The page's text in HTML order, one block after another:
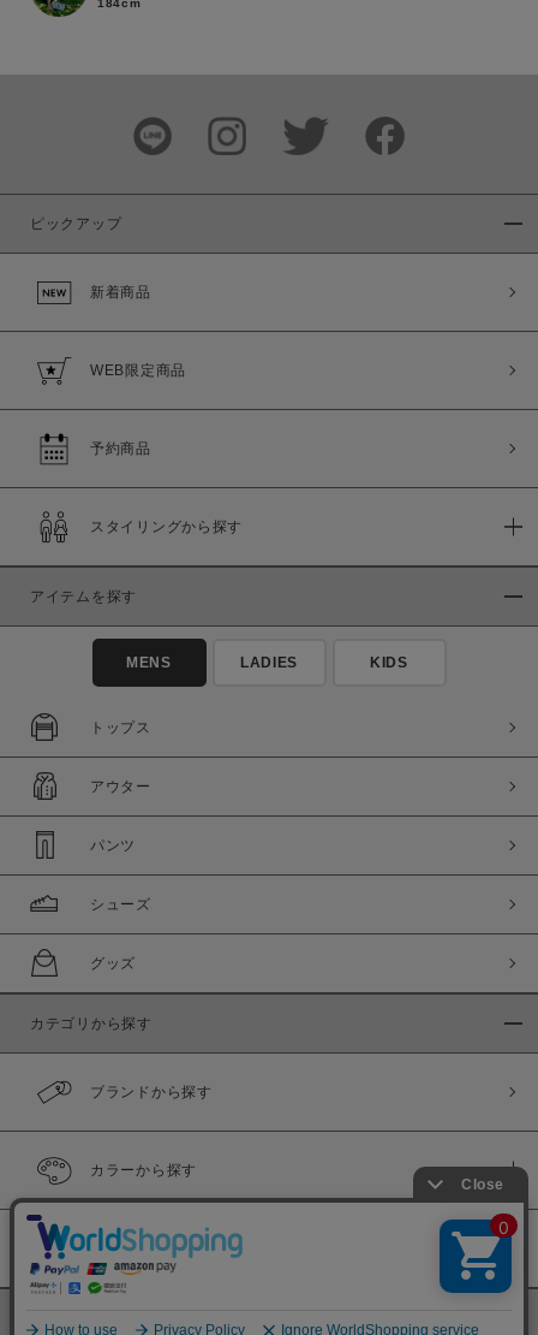
184cm
ピックアップ
新着商品
WEB限定商品
予約商品
スタイリングから探す
アイテムを探す
MENS LADIES KIDS
トップス
アウター
パンツ
シューズ
グッズ
カテゴリから探す
ブランドから探す
カラーから探す
履き比べ可能商品
©BINGOYA Co,.Ltd.